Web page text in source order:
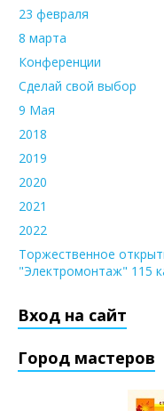
23 февраля
8 марта
Конференции
Сделай свой выбор
9 Мая
2018
2019
2020
2021
2022
Торжественное
"Электромонтаж" 115
Вход на сайт
Город мастеров